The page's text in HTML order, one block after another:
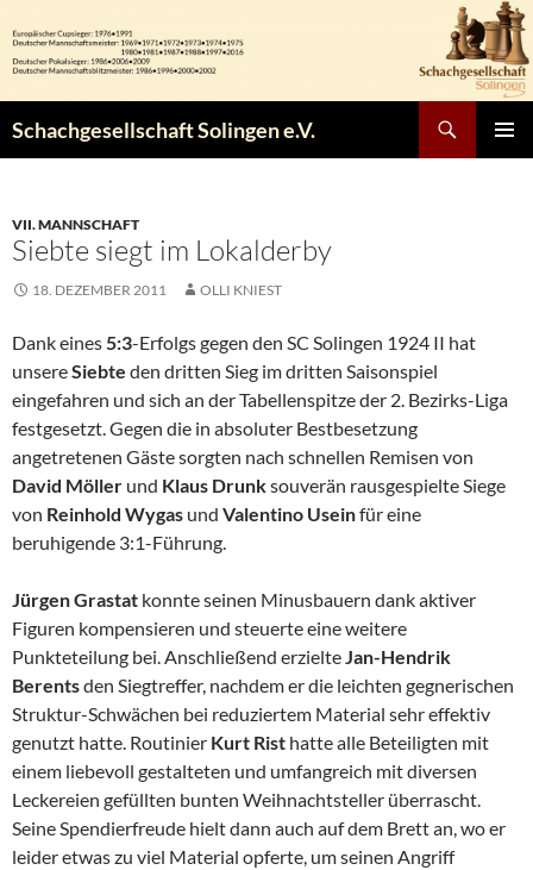
Inhalt
springen
Schachgesellschaft Solingen e.V.
VII. MANNSCHAFT
Siebte siegt im Lokalderby
18. DEZEMBER 2011 OLLI KNIEST
Dank eines5:3-Erfolgs gegen den SC Solingen 1924 II hat
unsereSiebte den dritten Sieg im dritten Saisonspiel
eingefahren und sich an der Tabellenspitze der 2. Bezirks-Liga
festgesetzt. Gegen die in absoluter Bestbesetzung
angetretenen Gäste sorgten nach schnellen Remisen von
David Möller und Klaus Drunksouverän rausgespielte Siege
von Reinhold Wygas und Valentino Useinfür eine
beruhigende 3:1-Führung.
Jürgen Grastat konnte seinen Minusbauern dank aktiver
Figuren kompensieren und steuerte eine weitere
Punkteteilung bei. Anschließend erzielteJan-Hendrik
Berentsden Siegtreffer, nachdem er die leichten gegnerischen
Struktur-Schwächen bei reduziertem Material sehr effektiv
genutzt hatte. Routinier Kurt Rist hatte alle Beteiligten mit
einem liebevoll gestalteten und umfangreich mit diversen
Leckereien gefüllten bunten Weihnachtsteller überrascht.
Seine Spendierfreude hielt dann auch auf dem Brett an, wo er
leider etwas zu viel Material opferte, um seinen Angriff